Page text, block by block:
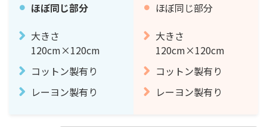
ほぼ同じ部分
大きさ
120cm×120cm
コットン製有り
レーヨン製有り
ほぼ同じ部分
大きさ
120cm×120cm
コットン製有り
レーヨン製有り